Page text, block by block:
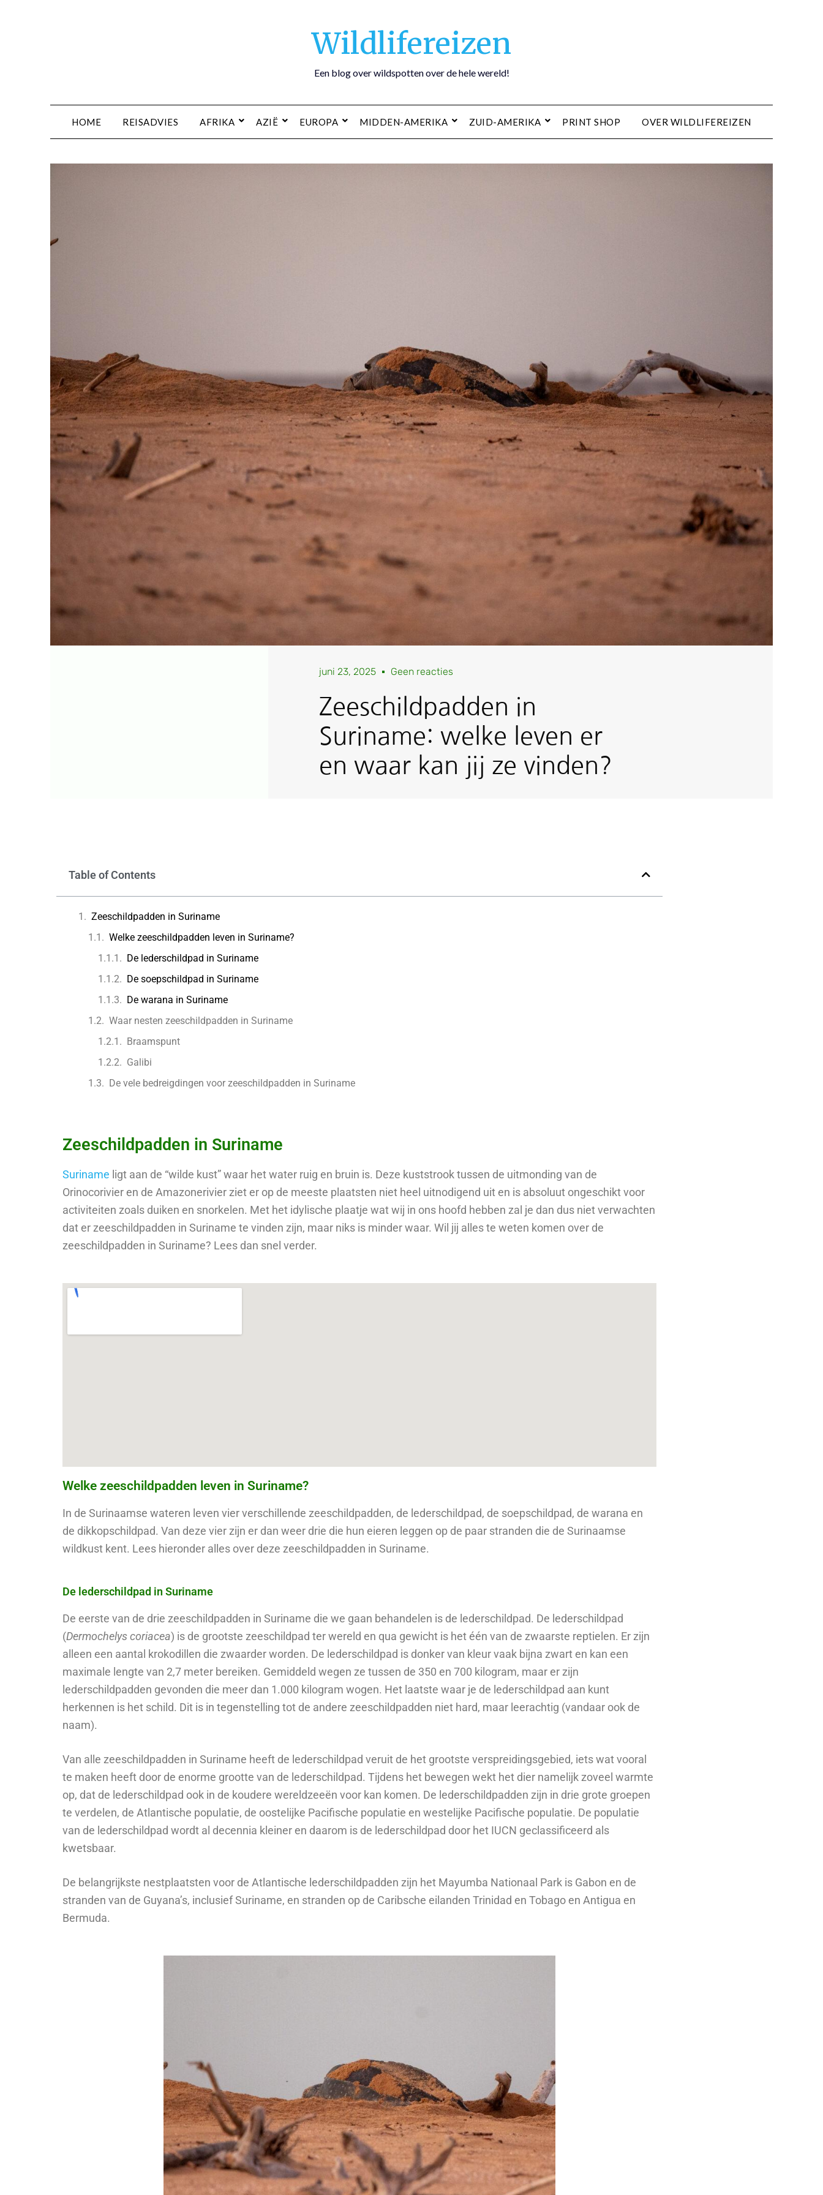
Wildlifereizen
Een blog over wildspotten over de hele wereld!
HOME REISADVIES AFRIKA AZIË EUROPA MIDDEN-AMERIKA ZUID-AMERIKA PRINT SHOP OVER WILDLIFEREIZEN
juni 23, 2025 Geen reacties
Zeeschildpadden in
Suriname: welke leven er
en waar kan jij ze vinden?
Table of Contents
Zeeschildpadden in Suriname
Welke zeeschildpadden leven in Suriname?
De lederschildpad in Suriname
De soepschildpad in Suriname
De warana in Suriname
Waar nesten zeeschildpadden in Suriname
Braamspunt
Galibi
De vele bedreigdingen voor zeeschildpadden in Suriname
Zeeschildpadden in Suriname
Suriname ligt aan de “wilde kust” waar het water ruig en bruin is. Deze kuststrook tussen de uitmonding van de
Orinocorivier en de Amazonerivier ziet er op de meeste plaatsten niet heel uitnodigend uit en is absoluut ongeschikt voor
activiteiten zoals duiken en snorkelen. Met het idylische plaatje wat wij in ons hoofd hebben zal je dan dus niet verwachten
dat er zeeschildpadden in Suriname te vinden zijn, maar niks is minder waar. Wil jij alles te weten komen over de
zeeschildpadden in Suriname? Lees dan snel verder.
Welke zeeschildpadden leven in Suriname?
In de Surinaamse wateren leven vier verschillende zeeschildpadden, de lederschildpad, de soepschildpad, de warana en
de dikkopschildpad. Van deze vier zijn er dan weer drie die hun eieren leggen op de paar stranden die de Surinaamse
wildkust kent. Lees hieronder alles over deze zeeschildpadden in Suriname.
De lederschildpad in Suriname
De eerste van de drie zeeschildpadden in Suriname die we gaan behandelen is de lederschildpad. De lederschildpad
(Dermochelys coriacea) is de grootste zeeschildpad ter wereld en qua gewicht is het één van de zwaarste reptielen. Er zijn
alleen een aantal krokodillen die zwaarder worden. De lederschildpad is donker van kleur vaak bijna zwart en kan een
maximale lengte van 2,7 meter bereiken. Gemiddeld wegen ze tussen de 350 en 700 kilogram, maar er zijn
lederschildpadden gevonden die meer dan 1.000 kilogram wogen. Het laatste waar je de lederschildpad aan kunt
herkennen is het schild. Dit is in tegenstelling tot de andere zeeschildpadden niet hard, maar leerachtig (vandaar ook de
naam).
Van alle zeeschildpadden in Suriname heeft de lederschildpad veruit de het grootste verspreidingsgebied, iets wat vooral
te maken heeft door de enorme grootte van de lederschildpad. Tijdens het bewegen wekt het dier namelijk zoveel warmte
op, dat de lederschildpad ook in de koudere wereldzeeën voor kan komen. De lederschildpadden zijn in drie grote groepen
te verdelen, de Atlantische populatie, de oostelijke Pacifische populatie en westelijke Pacifische populatie. De populatie
van de lederschildpad wordt al decennia kleiner en daarom is de lederschildpad door het IUCN geclassificeerd als
kwetsbaar.
De belangrijkste nestplaatsten voor de Atlantische lederschildpadden zijn het Mayumba Nationaal Park is Gabon en de
stranden van de Guyana’s, inclusief Suriname, en stranden op de Caribsche eilanden Trinidad en Tobago en Antigua en
Bermuda.